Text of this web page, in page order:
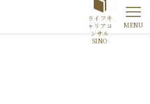
ライフキ
ャリアコ
ンサル
SINO
MENU